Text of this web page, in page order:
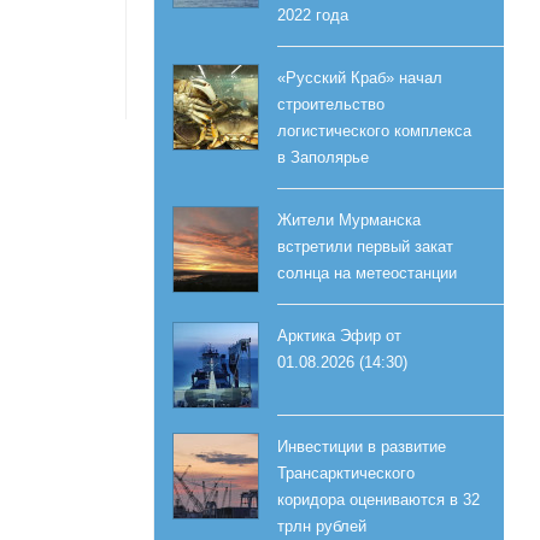
2022 года
«Русский Краб» начал
строительство
логистического комплекса
в Заполярье
Жители Мурманска
встретили первый закат
солнца на метеостанции
Арктика Эфир от
01.08.2026 (14:30)
Инвестиции в развитие
Трансарктического
коридора оцениваются в 32
трлн рублей